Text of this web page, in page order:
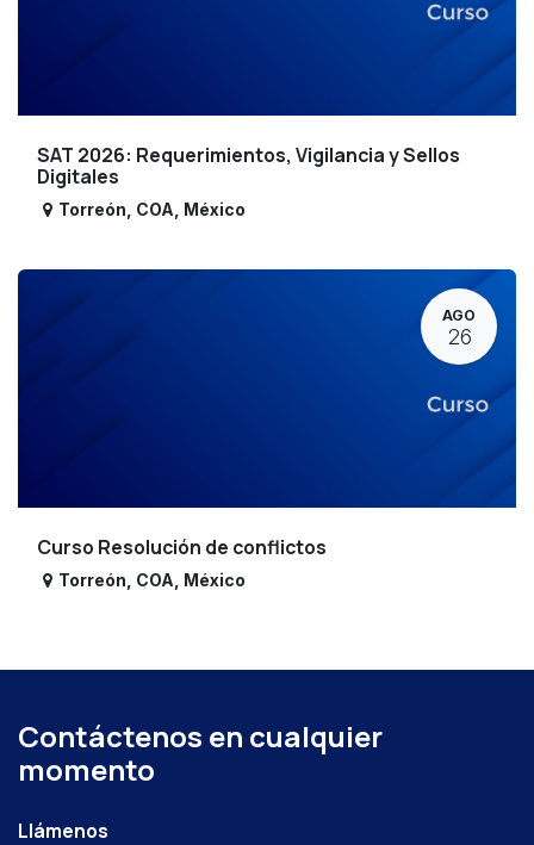
SAT 2026: Requerimientos, Vigilancia y Sellos
Digitales
Torreón COA México
AGO
26
Curso Resolución de conflictos
Torreón COA México
Contáctenos en cualquier
momento
Llámenos